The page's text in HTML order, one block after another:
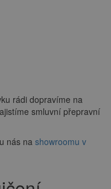
rádi dopravíme na
smluvní přepravní
nás na showroomu v